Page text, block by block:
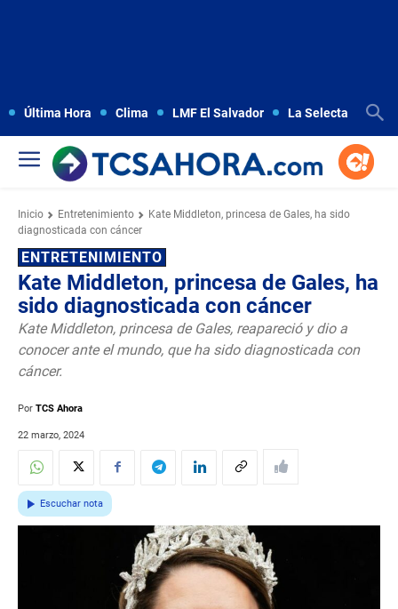
Última Hora Clima LMF El Salvador La Selecta
Inicio Entretenimiento
Kate Middleton, princesa de Gales, ha sido
diagnosticada con cáncer
ENTRETENIMIENTO
Kate Middleton, princesa de Gales, ha
sido diagnosticada con cáncer
Kate Middleton, princesa de Gales, reapareció y dio a
conocer ante el mundo, que ha sido diagnosticada con
cáncer.
Por TCS Ahora
22 marzo, 2024
Escuchar nota